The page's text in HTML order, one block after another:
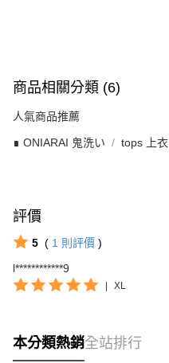
商品相關分類 (6)
人氣商品推薦
∎ ONIARAI 鬼洗い tops 上衣
評價
5 ( 1 則評價 )
l************9
| XL
本分類熱銷全站排行